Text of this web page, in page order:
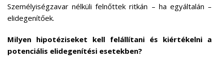
Személyiségzavar nélküli felnőttek ritkán – ha egyáltalán –
elidegenítőek.
Milyen hipotéziseket kell felállítani és kiértékelni a
potenciális elidegenítési esetekben?